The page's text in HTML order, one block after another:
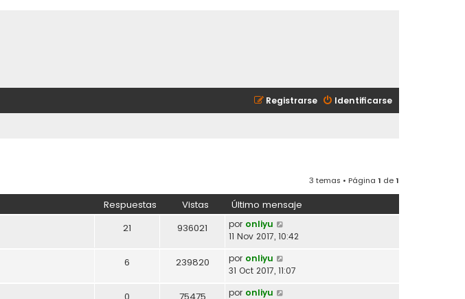
Identificarse
Registrarse
3 temas • Página 1 de1
Respuestas Vistas Último mensaje
21 936021 por onliyu
11 Nov 2017, 10:42
6 239820 por onliyu
31 Oct 2017, 11:07
por onliyu